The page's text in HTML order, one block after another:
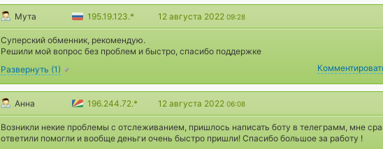
Мута 195.19.123.* 12 августа 2022 09:28
Суперский обменник, рекомендую.
Решили мой вопрос без проблем и быстро, спасибо поддержке
Развернуть (1)
Анна 196.244.72.* 12 августа 2022 06:08
Возникли некие проблемы с отслеживанием, пришлось написать боту в телеграмм, мне
ответили помогли и вообще деньги очень быстро пришли! Спасибо большое за работу !